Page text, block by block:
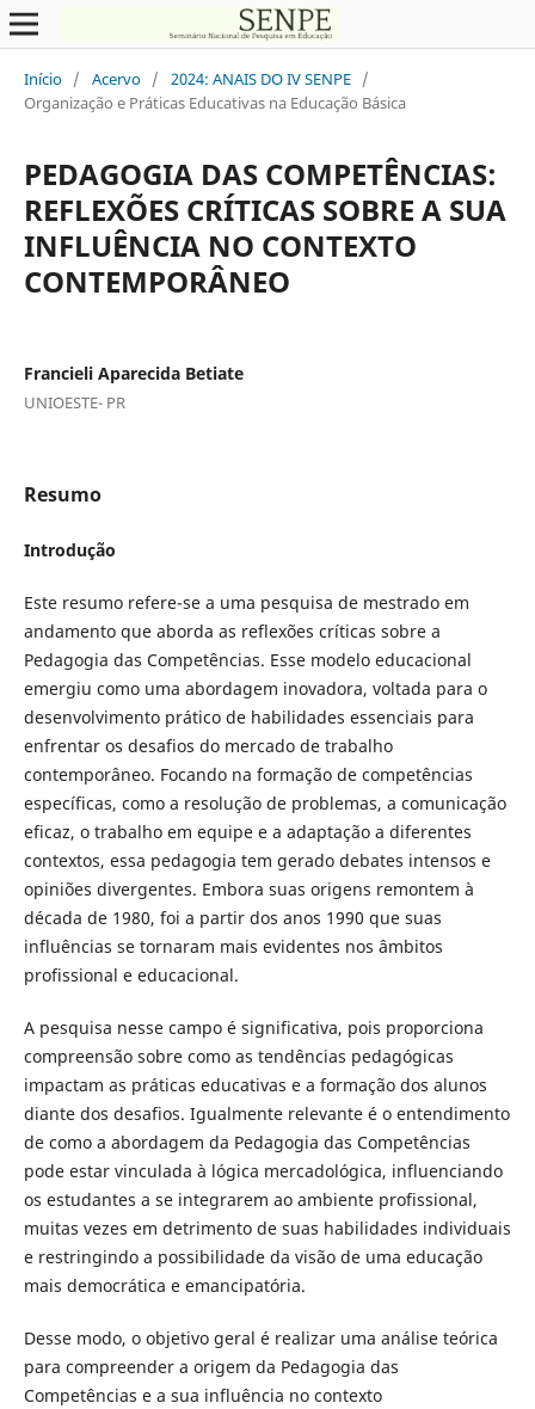
Início / Acervo / 2024: ANAIS DO IV SENPE /
Organização e Práticas Educativas na Educação Básica
PEDAGOGIA DAS COMPETÊNCIAS:
REFLEXÕES CRÍTICAS SOBRE A SUA
INFLUÊNCIA NO CONTEXTO
CONTEMPORÂNEO
Francieli Aparecida Betiate
UNIOESTE- PR
Resumo
Introdução
Este resumo refere-se a uma pesquisa de mestrado em
andamento que aborda as reflexões críticas sobre a
Pedagogia das Competências. Esse modelo educacional
emergiu como uma abordagem inovadora, voltada para o
desenvolvimento prático de habilidades essenciais para
enfrentar os desafios do mercado de trabalho
contemporâneo. Focando na formação de competências
específicas, como a resolução de problemas, a comunicação
eficaz, o trabalho em equipe e a adaptação a diferentes
contextos, essa pedagogia tem gerado debates intensos e
opiniões divergentes. Embora suas origens remontem à
década de 1980, foi a partir dos anos 1990 que suas
influências se tornaram mais evidentes nos âmbitos
profissional e educacional.
A pesquisa nesse campo é significativa, pois proporciona
compreensão sobre como as tendências pedagógicas
impactam as práticas educativas e a formação dos alunos
diante dos desafios. Igualmente relevante é o entendimento
de como a abordagem da Pedagogia das Competências
pode estar vinculada à lógica mercadológica, influenciando
os estudantes a se integrarem ao ambiente profissional,
muitas vezes em detrimento de suas habilidades individuais
e restringindo a possibilidade da visão de uma educação
mais democrática e emancipatória.
Desse modo, o objetivo geral é realizar uma análise teórica
para compreender a origem da Pedagogia das
Competências e a sua influência no contexto